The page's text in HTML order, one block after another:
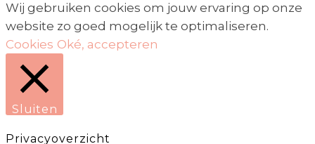
Wij gebruiken cookies om jouw ervaring op onze
website zo goed mogelijk te optimaliseren.
Cookies Oké, accepteren
Sluiten
Privacyoverzicht